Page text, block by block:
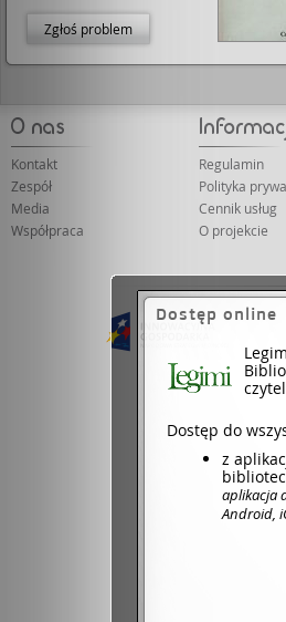
Zgłoś problem
Kontakt
Zespół
Media
Współpraca
Regulamin
Polityka
Cennik usług
O projekcie
Dostęp online
Dostęp do
z
aplikacja
Android,